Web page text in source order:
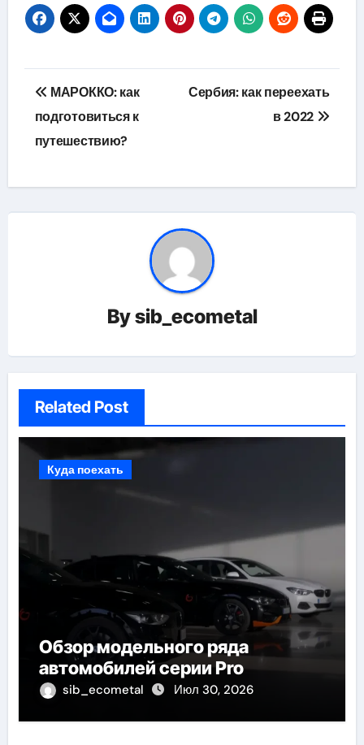
Навигация
по
записям
МАРОККО: как
подготовиться к
путешествию?
Сербия: как переехать
в 2022
Bysib_ecometal
Related Post
Куда поехать
Обзор модельного ряда
автомобилей серии Pro
sib_ecometal Июл 30, 2026